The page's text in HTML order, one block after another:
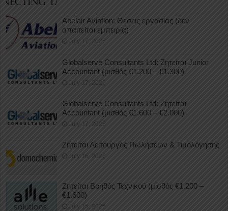
Abelair Aviation: Θέσεις εργασίας (δεν
απαιτείται εμπειρία)
July 17, 2026
Globalserve Consultants Ltd: Ζητείται Junior
Accountant (μισθός €1.200 – €1.300)
July 17, 2026
Globalserve Consultants Ltd: Ζητείται
Accountant (μισθός €1.600 – €2.000)
July 17, 2026
Ζητείται Λειτουργός Πωλήσεων & Τιμολόγησης
July 16, 2026
Ζητείται Βοηθός Τεχνικού (μισθός €1.200 –
€1.600)
July 15, 2026